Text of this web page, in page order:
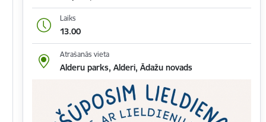
Laiks
13.00
Atrašanās vieta
Alderu parks, Alderi, Ādažu novads